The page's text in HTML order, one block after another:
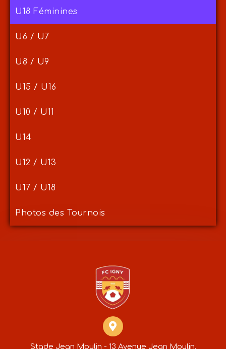
U18 Féminines
U6 / U7
U8 / U9
U15 / U16
U10 / U11
U14
U12 / U13
U17 / U18
Photos des Tournois
Stade Jean Moulin - 13 Avenue Jean Moulin,